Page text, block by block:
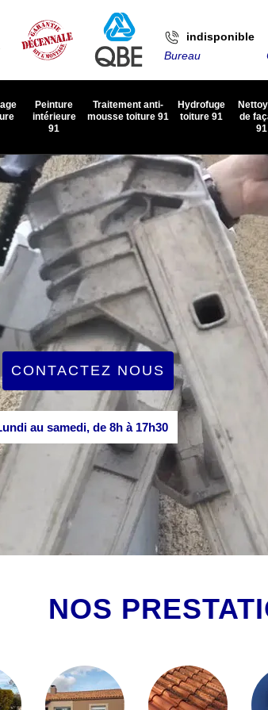
indisponible
Bureau
Peinture
intérieure
91
Traitement anti-
mousse toiture 91
Hydrofuge
toiture 91
de
91
CONTACTEZ NOUS
au samedi, de 8h à 17h30
NOS